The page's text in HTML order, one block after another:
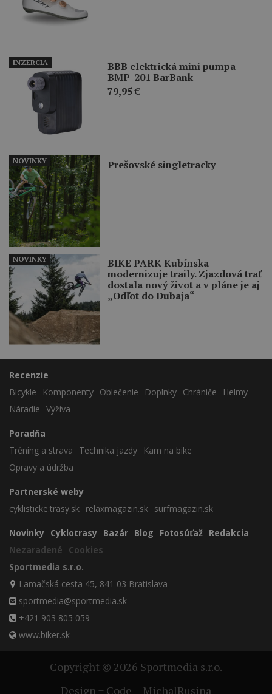
BBB elektrická mini pumpa
BMP-201 BarBank
79,95€
INZERCIA
Prešovské singletracky
NOVINKY
BIKE PARK Kubínska
modernizuje traily. Zjazdová trať
dostala nový život a v pláne je aj
„Odľot do Dubaja“
NOVINKY
Recenzie
Bicykle
Komponenty Oblečenie Doplnky Chrániče
Helmy
Náradie Výživa
Poradňa
Tréning a strava
Technika jazdy
Kam na bike
Opravy a údržba
Partnerské weby
cyklisticke.trasy.sk relaxmagazin.sk surfmagazin.sk
Novinky Cyklotrasy Bazár Blog Fotosúťaž Redakcia
Nezaradené
Cookies
Sportmedia s.r.o.
Lamačská cesta 45, 841 03 Bratislava
sportmedia@sportmedia.sk
+421 903 805 059
www.biker.sk
Copyright © 2026 Sportmedia s.r.o.
Design + Code = MichalRusina